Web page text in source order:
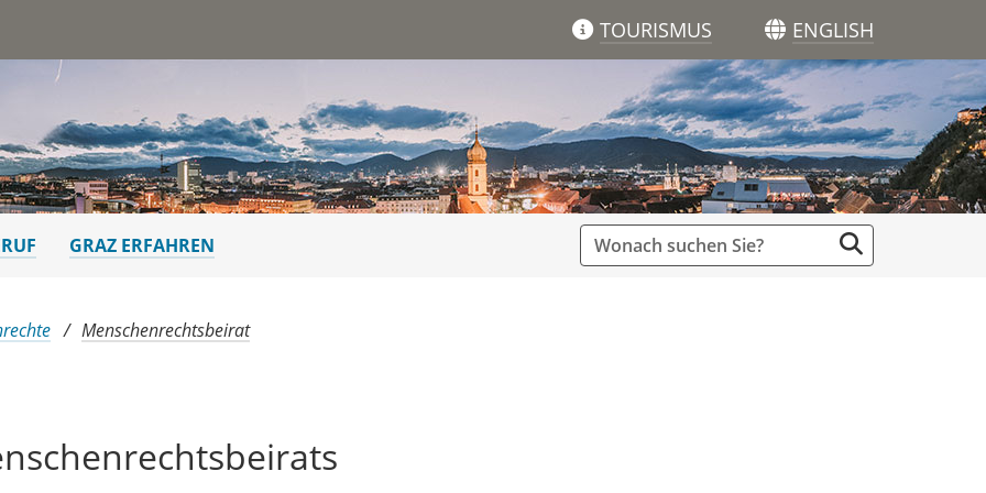
TOURISMUS ENGLISH
GRAZ ERFAHREN
Menschenrechtsbeirat